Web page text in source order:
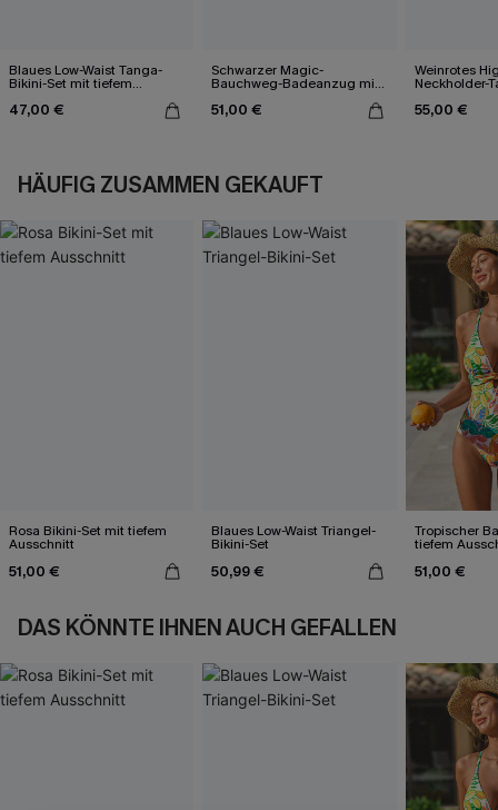
Blaues Low-Waist Tanga-
Bikini-Set mit tiefem
47,00 €
Schwarzer Magic-
Bauchweg-Badeanzug mit
hohem Ausschnitt
51,00 €
Weinrotes
Neckholder-
55,00 €
HÄUFIG ZUSAMMEN GEKAUFT
Rosa Bikini-Set mit tiefem
Ausschnitt
51,00 €
Blaues Low-Waist Triangel-
Bikini-Set
50,99 €
Tropischer
tiefem
51,00 €
DAS KÖNNTE IHNEN AUCH GEFALLEN